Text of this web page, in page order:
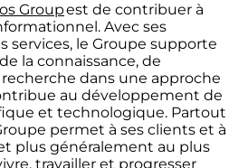
Groupest de contribuer à
Avec ses
services, le Groupe supporte
la connaissance, de
dans une approche
au développement de
et technologique. Partout
permet à ses clients et à
plus généralement au plus
travailler et progresser